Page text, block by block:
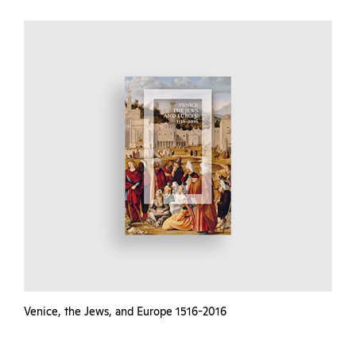
Venice, the Jews, and Europe 1516-2016